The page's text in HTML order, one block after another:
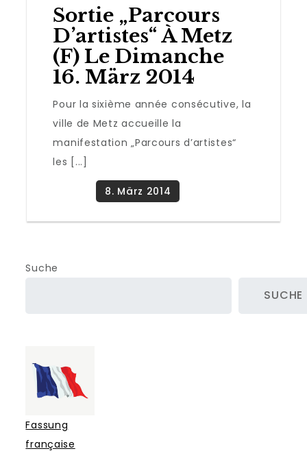
Sortie „Parcours
D’artistes“ À Metz
(F) Le Dimanche
16. März 2014
Pour la sixième année consécutive, la
ville de Metz accueille la
manifestation „Parcours d’artistes“
les [...]
Suche
SUCHE
Fassung
française